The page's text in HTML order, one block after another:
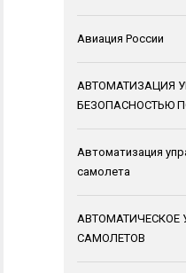
Авиация России
АВТОМАТИЗАЦИЯ
БЕЗОПАСНОСТЬЮ
Автоматизация
самолета
АВТОМАТИЧЕСКОЕ
САМОЛЕТОВ